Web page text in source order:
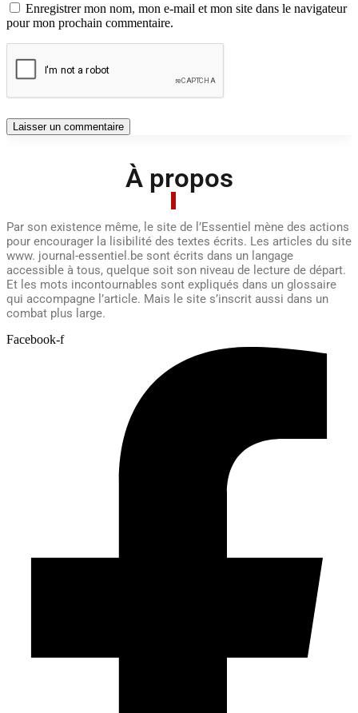
Enregistrer mon nom, mon e-mail et mon site dans le navigateur
pour mon prochain commentaire.
À propos
Par son existence même, le site de l’Essentiel mène des actions
pour encourager la lisibilité des textes écrits. Les articles du site
www. journal-essentiel.be sont écrits dans un langage
accessible à tous, quelque soit son niveau de lecture de départ.
Et les mots incontournables sont expliqués dans un glossaire
qui accompagne l’article. Mais le site s’inscrit aussi dans un
combat plus large.
Facebook-f